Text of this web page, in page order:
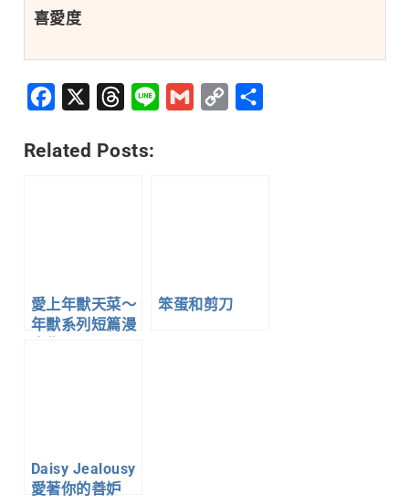
喜愛度
Facebook Threads
Line Gmail
Copy
Related Posts:
愛上年獸天菜～
年獸系列短篇漫
笨蛋和剪刀
Daisy Jealousy
愛著你的善妒